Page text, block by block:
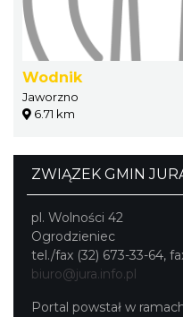
Wodnik
Jaworzno
6.71 km
ZWIĄZEK GMIN
pl. Wolności 42
Ogrodzieniec
tel./fax (32) 673-33-64,
biuro@jura.info.pl
Portal powstał w